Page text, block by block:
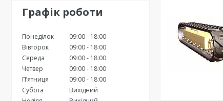
Графік роботи
Понеділок 09:00
18:00
Вівторок
09:00
18:00
Середа
09:00
18:00
Четвер
09:00
18:00
Пʼятниця
09:00
18:00
Субота
Вихідний